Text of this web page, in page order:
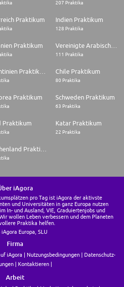
207 Praktika
Praktikum Indien Praktikum
128 Praktika
Praktikum Vereinigte Arabische Emirate Praktikum
111 Praktika
Chile Praktikum
80 Praktika
Praktikum Schweden Praktikum
63 Praktika
Praktikum Katar Praktikum
22 Praktika
iAgora
pro Tag ist iAgora der aktivste
und Universitäten in ganz Europa nutzen
In- und Ausland, VIE, Graduiertenjobs und
wollen Leben verbessern und dem Planeten
Praktika helfen.
Europa, SLU
Firma
iAgora Nutzungsbedingungen
Datenschutz-
Kontaktieren
Arbeit